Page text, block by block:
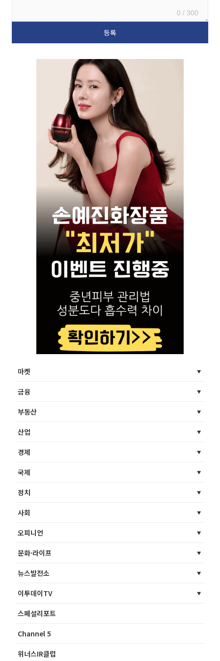
0 / 300
마켓
금융
부동산
산업
경제
국제
정치
사회
오피니언
문화·라이프
뉴스발전소
이투데이TV
스페셜리포트
Channel 5
위너스IR클럽